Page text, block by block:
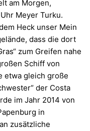
am Morgen,
Meyer Turku.
Heck unser Mein
dass die dort
zum Greifen nahe
Schiff von
etwa gleich große
der Costa
im Jahr 2014 von
in
zusätzliche